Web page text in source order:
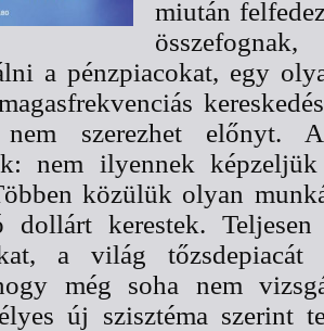
miután
a pénzpiacokat, egy
nem szerezhet előnyt.
nem ilyennek
közülük olyan
kerestek.
a világ tőzsdepiacát
még soha nem
új szisztéma szerint